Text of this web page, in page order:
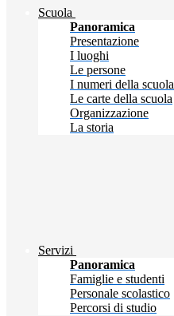
Scuola
Panoramica
Presentazione
I luoghi
Le persone
I numeri della scuola
Le carte della scuola
Organizzazione
La storia
Servizi
Panoramica
Famiglie e studenti
Personale scolastico
Percorsi di studio